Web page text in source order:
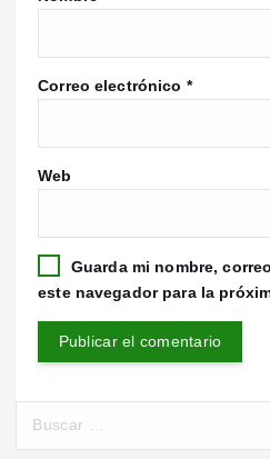
Correo electrónico *
Web
Guarda mi nombre,
este navegador para la